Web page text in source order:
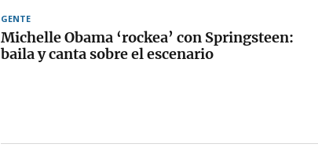
GENTE
Michelle Obama ‘rockea’ con Springsteen:
baila y canta sobre el escenario